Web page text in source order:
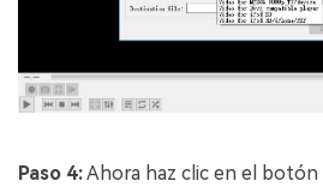
Paso 4:Ahora haz clic en el botón